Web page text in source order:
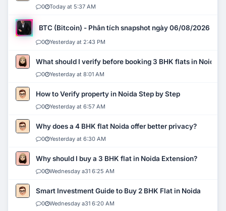
0 Today at 5:37 AM
BTC (Bitcoin) - Phân tích snapshot ngày 06/08/2026
0 Yesterday at 2:43 PM
What should I verify before booking 3 BHK flats in Noida?
0 Yesterday at 8:01 AM
How to Verify property in Noida Step by Step
0 Yesterday at 6:57 AM
Why does a 4 BHK flat Noida offer better privacy?
0 Yesterday at 6:30 AM
Why should I buy a 3 BHK flat in Noida Extension?
0 Wednesday a31 6:25 AM
Smart Investment Guide to Buy 2 BHK Flat in Noida
0 Wednesday a31 6:20 AM